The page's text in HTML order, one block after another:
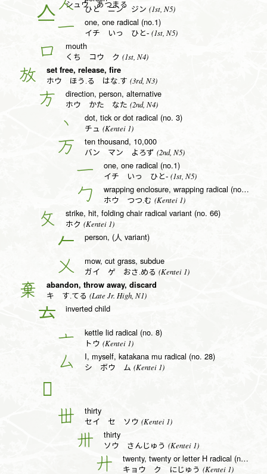
シュウ あつまる
ひと ニン ジン (1st, N5)
一 one, one radical (no.1)
イチ いっ ひと- (1st, N5)
口 mouth
くち コウ ク (1st, N4)
放 set free, release, fire
ホウ ほう.る はな.す (3rd, N3)
方 direction, person, alternative
ホウ かた なた (2nd, N4)
丶 dot, tick or dot radical (no. 3)
チュ (Kentei 1)
万 ten thousand, 10,000
バン マン よろず (2nd, N5)
一 one, one radical (no.1)
イチ いっ ひと- (1st, N5)
勹 wrapping enclosure, wrapping radical (no. 20)
ホウ つつ.む (Kentei 1)
攵 strike, hit, folding chair radical variant (no. 66)
ホク (Kentei 1)
𠂉 person, (人 variant)
乂 mow, cut grass, subdue
ガイ ゲ おさ.める (Kentei 1)
棄 abandon, throw away, discard
キ す.てる (Late Jr. High, N1)
𠫓 inverted child
亠 kettle lid radical (no. 8)
トウ (Kentei 1)
厶 I, myself, katakana mu radical (no. 28)
シ ボウ ム (Kentei 1)
𭩠
丗 thirty
セイ セ ソウ (Kentei 1)
卅 thirty
ソウ さんじゅう (Kentei 1)
廾 twenty, twenty or letter H radical (no. 55)
キョウ ク にじゅう (Kentei 1)